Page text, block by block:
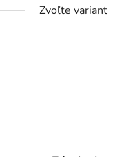
Zvoľte variant